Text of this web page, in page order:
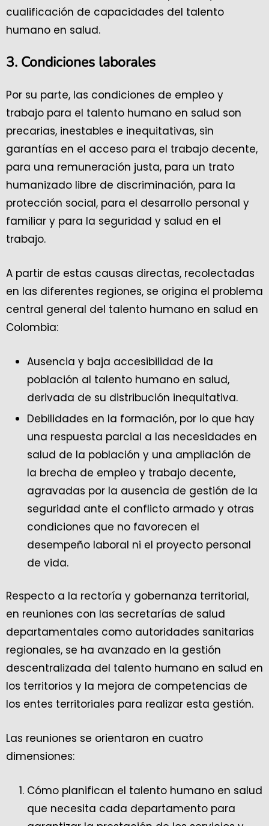
cualificación de capacidades del talento
humano en salud.
3. Condiciones laborales
Por su parte, las condiciones de empleo y
trabajo para el talento humano en salud son
precarias, inestables e inequitativas, sin
garantías en el acceso para el trabajo decente,
para una remuneración justa, para un trato
humanizado libre de discriminación, para la
protección social, para el desarrollo personal y
familiar y para la seguridad y salud en el
trabajo.
A partir de estas causas directas, recolectadas
en las diferentes regiones, se origina el problema
central general del talento humano en salud en
Colombia:
Ausencia y baja accesibilidad de la
población al talento humano en salud,
derivada de su distribución inequitativa.
Debilidades en la formación, por lo que hay
una respuesta parcial a las necesidades en
salud de la población y una ampliación de
la brecha de empleo y trabajo decente,
agravadas por la ausencia de gestión de la
seguridad ante el conflicto armado y otras
condiciones que no favorecen el
desempeño laboral ni el proyecto personal
de vida.
Respecto a la rectoría y gobernanza territorial,
en reuniones con las secretarías de salud
departamentales como autoridades sanitarias
regionales, se ha avanzado en la gestión
descentralizada del talento humano en salud en
los territorios y la mejora de competencias de
los entes territoriales para realizar esta gestión.
Las reuniones se orientaron en cuatro
dimensiones:
Cómo planifican el talento humano en salud
que necesita cada departamento para